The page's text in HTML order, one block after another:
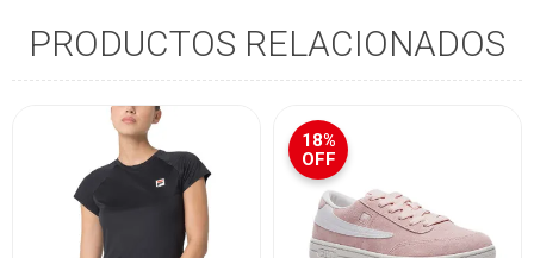
PRODUCTOS RELACIONADOS
18%
OFF